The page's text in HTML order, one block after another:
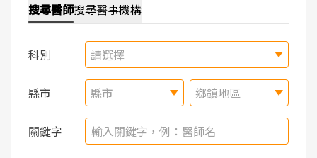
搜尋醫師搜尋醫事機構
科別 請選擇
縣市 縣市 鄉鎮地區
關鍵字